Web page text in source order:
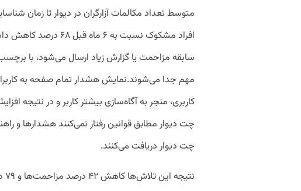
متوسط تعداد مکالمات آزارگران در دیوار تا زمان
افراد مشکوک نسبت به ۶
سابقه مزاحمت یا گزارش زیاد ارسال می‌شود، با
مهم جدا می‌شوند.نمایش هشدار تمام صفحه به
کاربری، منجر به آگاه‌سازی بیشتر کاربر و در نتیجه
چت دیوار مطابق قوانین رفتار نمی‌کنند هشدارها و
چت دیوار دریافت می‌کنند.